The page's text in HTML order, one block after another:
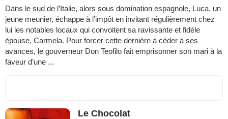
Dans le sud de l’Italie, alors sous domination espagnole, Luca, un
jeune meunier, échappe à l’impôt en invitant régulièrement chez
lui les notables locaux qui convoitent sa ravissante et fidèle
épouse, Carmela. Pour forcer cette dernière à céder à ses
avances, le gouverneur Don Teofilo fait emprisonner son mari à la
faveur d’une ...
Le Chocolat